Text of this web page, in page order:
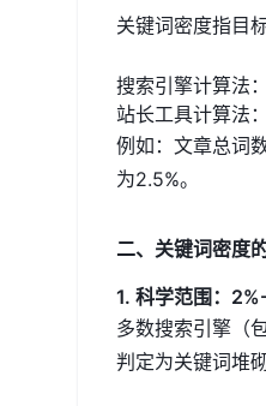
关键词密度指目
搜索引擎计算法
站长工具计算法
例如：文章总词
为2.5%。
二、关键词密度
1. 科学范围：
多数搜索引擎（
判定为关键词堆